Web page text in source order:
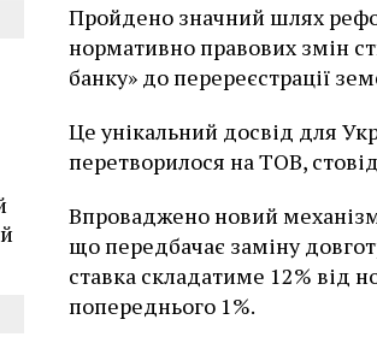
Пройдено значний шлях
нормативно правових змін
банку» до перереєстрації
Це унікальний досвід для
перетворилося на ТОВ,
Впроваджено новий
що передбачає заміну
ставка складатиме 12% від
попереднього 1%.